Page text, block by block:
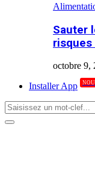
Sauter
risques
octobre 9,
Installer App
Search
for:
Primary